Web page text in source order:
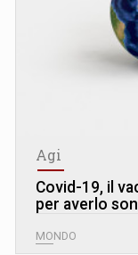
Agi
Covid-19, il
per averlo
MONDO